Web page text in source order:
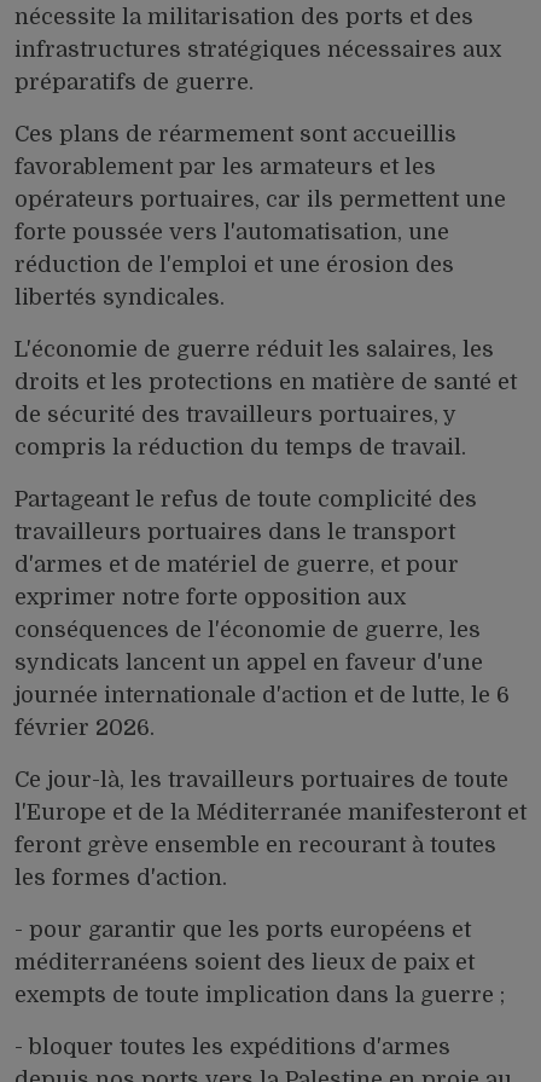
nécessite la militarisation des ports et des
infrastructures stratégiques nécessaires aux
préparatifs de guerre.
Ces plans de réarmement sont accueillis
favorablement par les armateurs et les
opérateurs portuaires, car ils permettent une
forte poussée vers l'automatisation, une
réduction de l'emploi et une érosion des
libertés syndicales.
L'économie de guerre réduit les salaires, les
droits et les protections en matière de santé et
de sécurité des travailleurs portuaires, y
compris la réduction du temps de travail.
Partageant le refus de toute complicité des
travailleurs portuaires dans le transport
d'armes et de matériel de guerre, et pour
exprimer notre forte opposition aux
conséquences de l'économie de guerre, les
syndicats lancent un appel en faveur d'une
journée internationale d'action et de lutte, le 6
février 2026.
Ce jour-là, les travailleurs portuaires de toute
l'Europe et de la Méditerranée manifesteront et
feront grève ensemble en recourant à toutes
les formes d'action.
- pour garantir que les ports européens et
méditerranéens soient des lieux de paix et
exempts de toute implication dans la guerre ;
- bloquer toutes les expéditions d'armes